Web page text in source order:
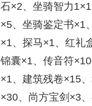
石×2、坐骑智力
×5、坐骑鉴定书×1
×1、探马×1、红礼
锦囊×1、传音符
×1、建筑残卷×15
×30、尚方宝剑×3